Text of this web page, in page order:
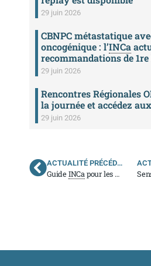
29 juin 2026
CBNPC métastatique
oncogénique : l’INCa
recommandations de
29 juin 2026
Rencontres Régionales
la journée et accédez
29 juin 2026
ACTUALITÉ PRÉCÉDENTE
GuideINCa pour les médecins généralistes – Les cancers invasifs du col utérin en 10 points clés